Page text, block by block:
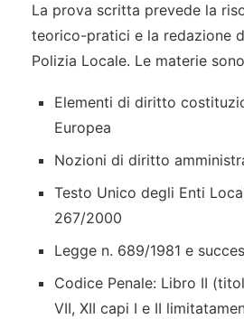
La prova scritta prevede la
teorico-pratici e la redazione
Polizia Locale. Le materie
Elementi di diritto
Europea
Nozioni di diritto
Testo Unico degli Enti
267/2000
Legge n. 689/1981 e
Codice Penale: Libro II
VII, XII capi I e II